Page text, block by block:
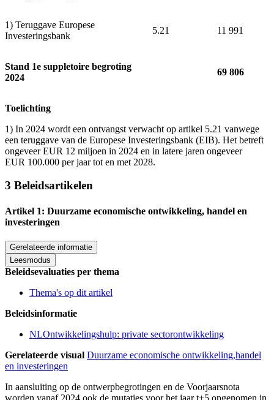
1) Teruggave Europese
Investeringsbank
5.21 11 991
Stand 1e suppletoire begroting
2024
69 806
Toelichting
1) In 2024 wordt een ontvangst verwacht op artikel 5.21 vanwege
een teruggave van de Europese Investeringsbank (EIB). Het betreft
ongeveer EUR 12 miljoen in 2024 en in latere jaren ongeveer
EUR 100.000 per jaar tot en met 2028.
3 Beleidsartikelen
Artikel 1: Duurzame economische ontwikkeling, handel en
investeringen
Gerelateerde informatie
Leesmodus
Beleidsevaluaties per thema
Thema's op dit artikel
Beleidsinformatie
NLOntwikkelingshulp: private sectorontwikkeling
Gerelateerde visual Duurzame economische ontwikkeling,handel
en investeringen
In aansluiting op de ontwerpbegrotingen en de Voorjaarsnota
worden vanaf 2024 ook de mutaties voor het jaar t+5 opgenomen in